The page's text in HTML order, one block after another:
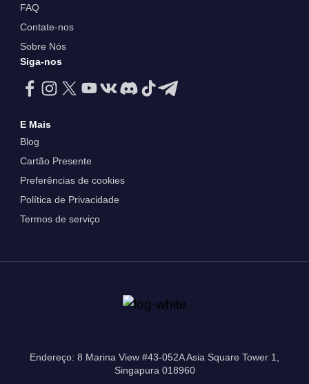
FAQ
Contate-nos
Sobre Nós
Siga-nos
E Mais
Blog
Cartão Presente
Preferências de cookies
Política de Privacidade
Termos de serviço
Endereço: 8 Marina View #43-052A Asia Square Tower 1,
Singapura 018960